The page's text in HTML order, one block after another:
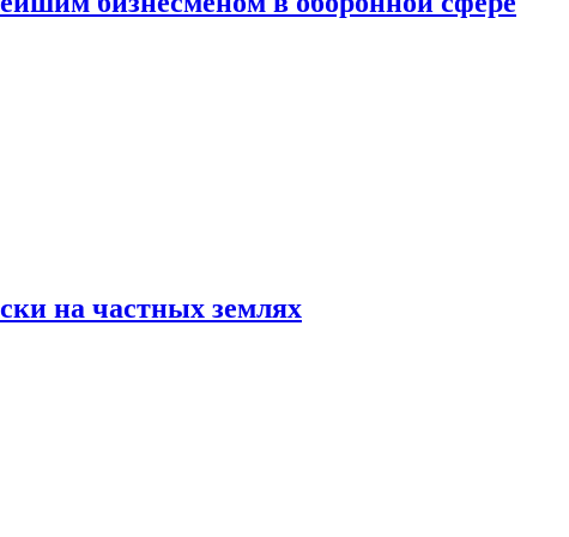
на частных землях